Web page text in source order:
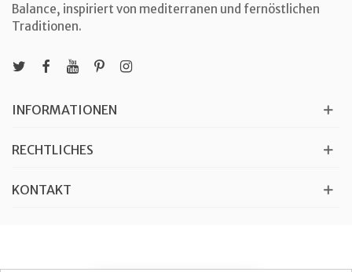
Balance, inspiriert von mediterranen und fernöstlichen
Traditionen.
INFORMATIONEN
RECHTLICHES
KONTAKT